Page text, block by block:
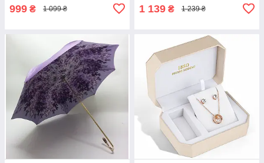
999 ₴ 1 099 ₴ 1 139 ₴ 1 239 ₴